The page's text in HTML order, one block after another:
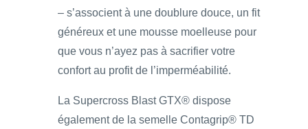
– s’associent à une doublure douce, un fit
généreux et une mousse moelleuse pour
que vous n’ayez pas à sacrifier votre
confort au profit de l’imperméabilité.
La Supercross Blast GTX® dispose
également de la semelle Contagrip® TD